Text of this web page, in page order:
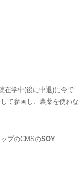
在学中(後に中退)に今で
て参画し、農薬を使わな
プのCMSのSOY